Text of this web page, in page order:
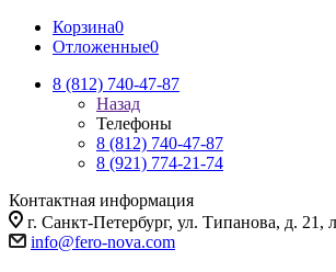
Корзина0
Отложенные0
8 (812) 740-47-87
Назад
Телефоны
8 (812) 740-47-87
8 (921) 774-21-74
Контактная информация
г. Санкт-Петербург, ул. Типанова, д.
info@fero-nova.com